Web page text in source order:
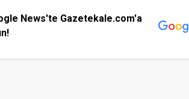
News'te Gazetekale.com'a